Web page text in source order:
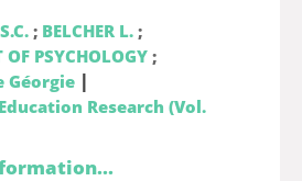
; BELCHER L.;
OF PSYCHOLOGY;
Géorgie |
Research (Vol.